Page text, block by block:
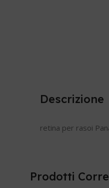
Descrizione
retina per rasoi
Prodotti